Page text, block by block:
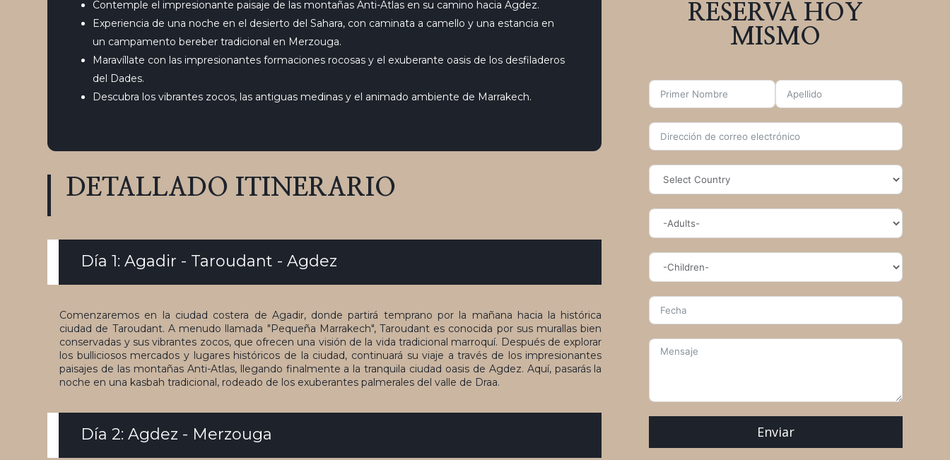
Contemple el impresionante paisaje de las montañas Anti-Atlas en su camino hacia Agdez.
Experiencia de una noche en el desierto del Sahara, con caminata a camello y una estancia en
un campamento bereber tradicional en Merzouga.
Maravíllate con las impresionantes formaciones rocosas y el exuberante oasis de los desfiladeros
del Dades.
Descubra los vibrantes zocos, las antiguas medinas y el animado ambiente de Marrakech.
DETALLADO ITINERARIO
Día 1: Agadir - Taroudant - Agdez
Comenzaremos en la ciudad costera de Agadir, donde partirá temprano por la mañana hacia la histórica
ciudad de Taroudant. A menudo llamada "Pequeña Marrakech", Taroudant es conocida por sus murallas bien
conservadas y sus vibrantes zocos, que ofrecen una visión de la vida tradicional marroquí. Después de explorar
los bulliciosos mercados y lugares históricos de la ciudad, continuará su viaje a través de los impresionantes
paisajes de las montañas Anti-Atlas, llegando finalmente a la tranquila ciudad oasis de Agdez. Aquí, pasarás la
noche en una kasbah tradicional, rodeado de los exuberantes palmerales del valle de Draa.
Día 2: Agdez - Merzouga
RESERVA HOY
MISMO
Enviar